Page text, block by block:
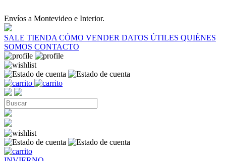
Envíos a Montevideo e Interior.
SALE TIENDA CÓMO VENDER DATOS ÚTILES QUIÉNES
SOMOS CONTACTO